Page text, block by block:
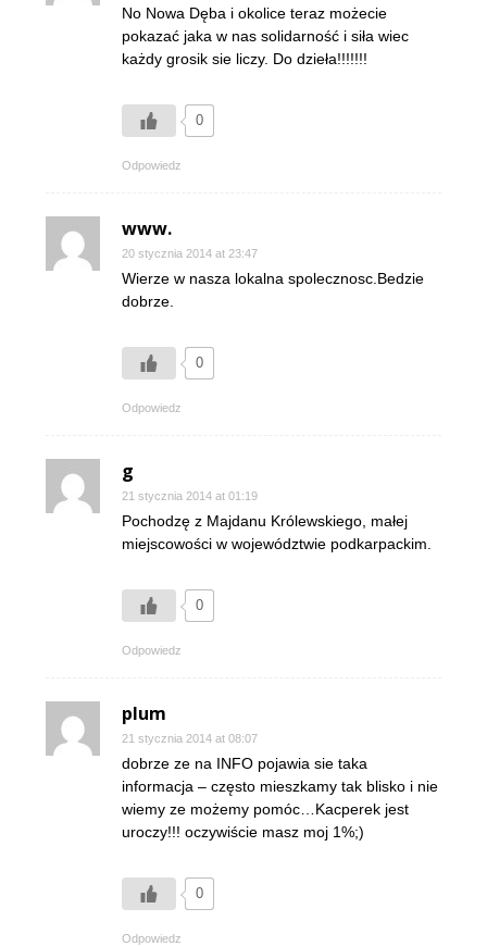
No Nowa Dęba i okolice teraz możecie
pokazać jaka w nas solidarność i siła wiec
każdy grosik sie liczy. Do dzieła!!!!!!!
0
Odpowiedz
www.
20 stycznia 2014 at 23:47
Wierze w nasza lokalna spolecznosc.Bedzie
dobrze.
0
Odpowiedz
g
21 stycznia 2014 at 01:19
Pochodzę z Majdanu Królewskiego, małej
miejscowości w województwie podkarpackim.
0
Odpowiedz
plum
21 stycznia 2014 at 08:07
dobrze ze na INFO pojawia sie taka
informacja – często mieszkamy tak blisko i nie
wiemy ze możemy pomóc…Kacperek jest
uroczy!!! oczywiście masz moj 1%;)
0
Odpowiedz